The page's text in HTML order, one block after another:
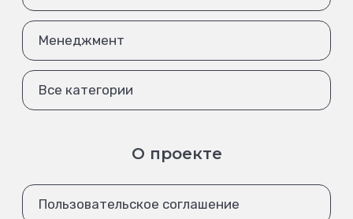
Менеджмент
Все категории
О проекте
Пользовательское соглашение